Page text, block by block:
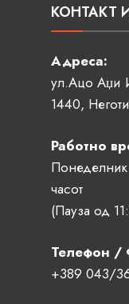
Адреса:
ул.Ацо Аџи
1440,
Работно
часот
(Пауза од
Телефон /
+389 043/